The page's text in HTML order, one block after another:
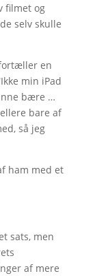
filmet og
selv skulle
en
min iPad
bære …
bare af
så jeg
ham med et
sats, men
af mere